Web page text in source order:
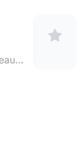
Budapest 1139, Teve u. 12-14. Beauty room by Nikol.